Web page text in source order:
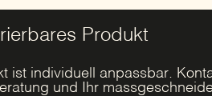
Produkt
ist individuell anpassbar.
und Ihr